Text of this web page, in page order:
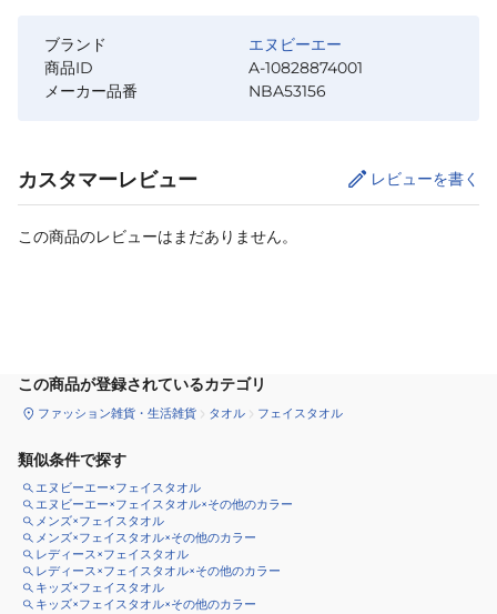
ブランド
エヌビーエー
商品ID
A-10828874001
メーカー品番
NBA53156
カスタマーレビュー レビューを書く
この商品のレビューはまだありません。
この商品が登録されているカテゴリ
ファッション雑貨・生活雑貨 タオル フェイスタオル
類似条件で探す
エヌビーエー×フェイスタオル
エヌビーエー×フェイスタオル×その他のカラー
メンズ×フェイスタオル
メンズ×フェイスタオル×その他のカラー
レディース×フェイスタオル
レディース×フェイスタオル×その他のカラー
キッズ×フェイスタオル
キッズ×フェイスタオル×その他のカラー